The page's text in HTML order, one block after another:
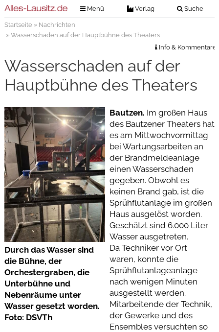
Menü Verlag Suche
Verlag
Kontakt
Veranstaltungstickets
Anzeigenannahme
Anzeigensuche
Digitale Ausgaben
Startseite» Nachrichten
» Wasserschaden auf der Hauptbühne des Theaters
Info & Kommentare
Wasserschaden auf der
Hauptbühne des Theaters
Durch das Wasser sind
die Bühne, der
Orchestergraben, die
Unterbühne und
Nebenräume unter
Wasser gesetzt worden.
Foto: DSVTh
Bautzen. Im großen Haus
des Bautzener Theaters hat
es am Mittwochvormittag
bei Wartungsarbeiten an
der Brandmeldeanlage
einen Wasserschaden
gegeben. Obwohl es
keinen Brand gab, ist die
Sprühflutanlage im großen
Haus ausgelöst worden.
Geschätzt sind 6.000 Liter
Wasser ausgetreten.
Da Techniker vor Ort
waren, konnte die
Sprühflutanlageanlage
nach wenigen Minuten
ausgestellt werden.
Mitarbeitende der Technik,
der Gewerke und des
Ensembles versuchten so